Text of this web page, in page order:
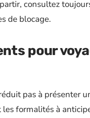
consultez
de blocage.
pour
pas à présenter
formalités à